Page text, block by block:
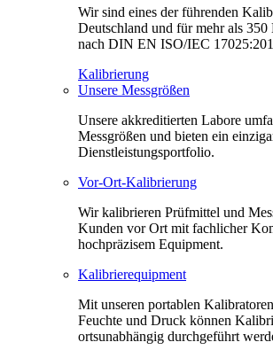
Wir sind eines der führenden
Deutschland und für mehr als
nach DIN EN ISO/IEC
Kalibrierung
Unsere Messgrößen
Unsere akkreditierten Labore
Messgrößen und bieten ein
Dienstleistungsportfolio.
Vor-Ort-Kalibrierung
Wir kalibrieren Prüfmittel und
Kunden vor Ort mit fachlicher
hochpräzisem Equipment.
Kalibrierequipment
Mit unseren portablen
Feuchte und Druck können
ortsunabhängig durchgeführt